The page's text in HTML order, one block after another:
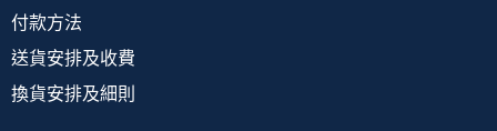
付款方法
送貨安排及收費
換貨安排及細則